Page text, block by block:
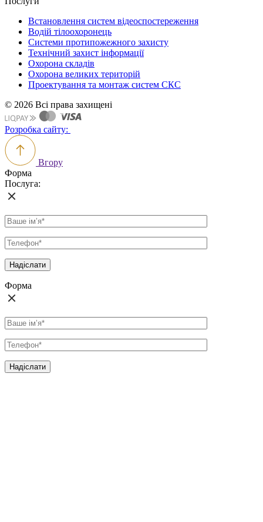
Встановлення систем відеоспостереження
Водій тілоохоронець
Системи протипожежного захисту
Технічний захист інформації
Охорона складів
Охорона великих територій
Проектування та монтаж систем СКС
© 2026 Всі права захищені
Розробка сайту:
Вгору
Форма
Послуга:
Форма